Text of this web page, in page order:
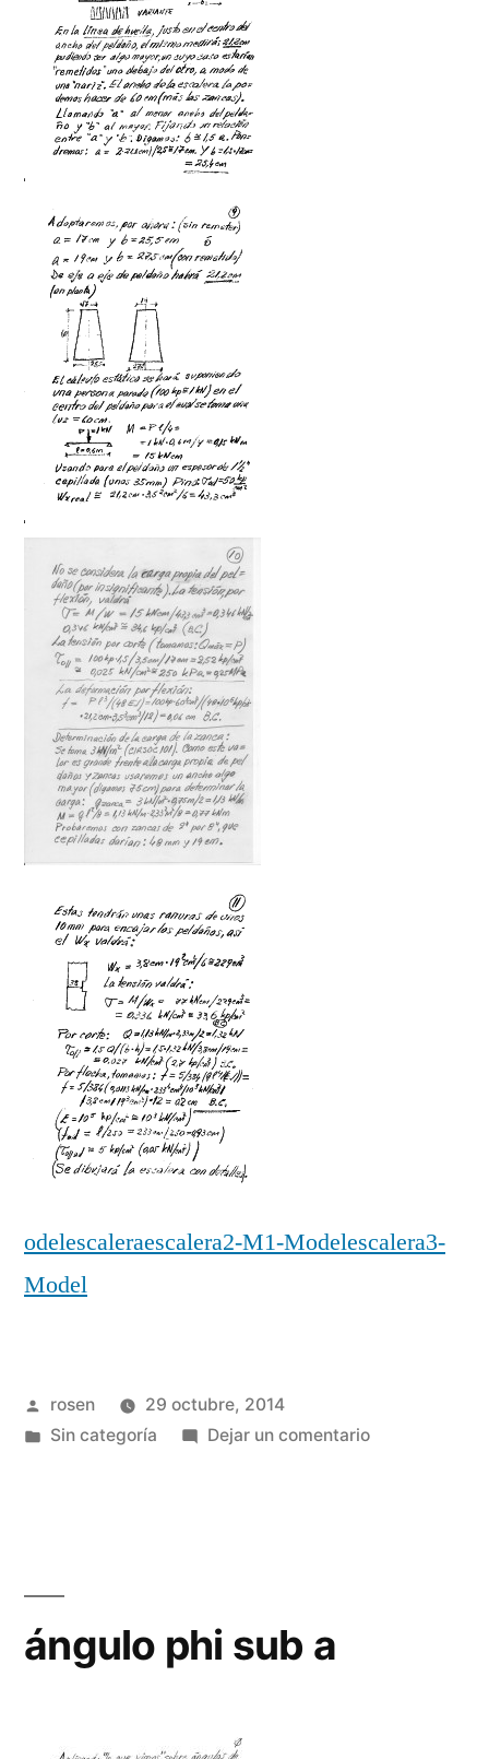
odelescaleraescalera2-M1-Modelescalera3-
Model
Publicado
por
rosen
29 octubre, 2014
Publicada
Sin categoría Dejar un comentarioen
ángulo phi sub a